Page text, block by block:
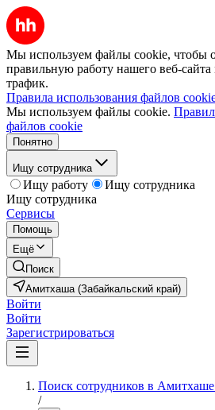
Мы используем файлы cookie, чтобы
правильную работу нашего веб-сайта
трафик.
Правила использования файлов
Мы используем файлы cookie.
файлов cookie
Понятно
Ищу сотрудника
Ищу работу
Ищу сотрудника
Ищу сотрудника
Сервисы
Помощь
Ещё
Поиск
Амитхаша (Забайкальский край)
Войти
Войти
Зарегистрироваться
Поиск сотрудников в
/